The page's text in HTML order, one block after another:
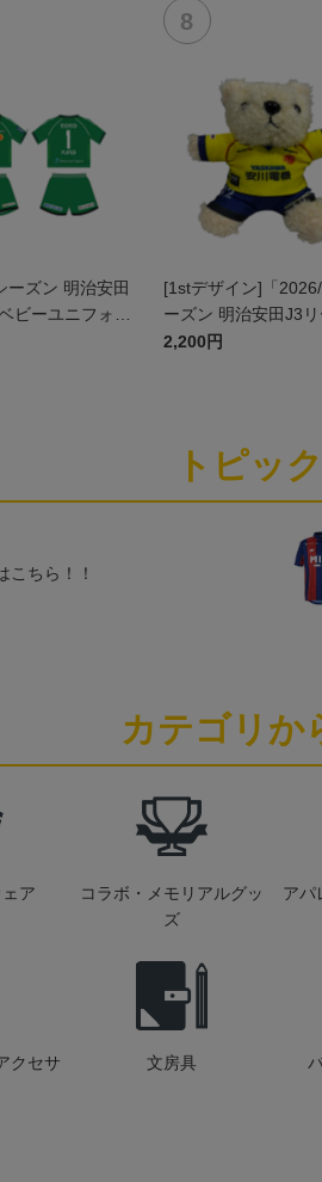
ーズン 明治安田
ビーユニフォー
(GK1stデザイ
[1stデザイン]「
ーズン 明治安田J3リ
ユニフォームベア
2,200円
トピッ
こちら！！
カテゴリか
ア
コラボ・メモリアルグッ
ズ
アパ
クセサ
文房具